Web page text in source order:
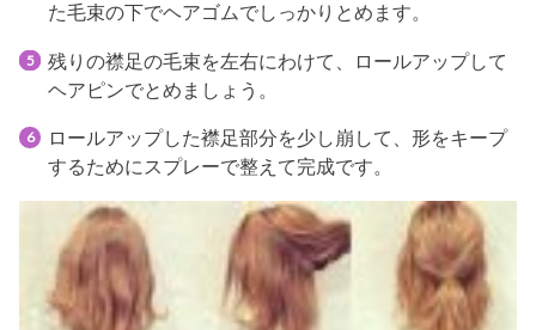
た毛束の下でヘアゴムでしっかりとめます。
残りの襟足の毛束を左右にわけて、ロールアップして
ヘアピンでとめましょう。
ロールアップした襟足部分を少し崩して、形をキープ
するためにスプレーで整えて完成です。